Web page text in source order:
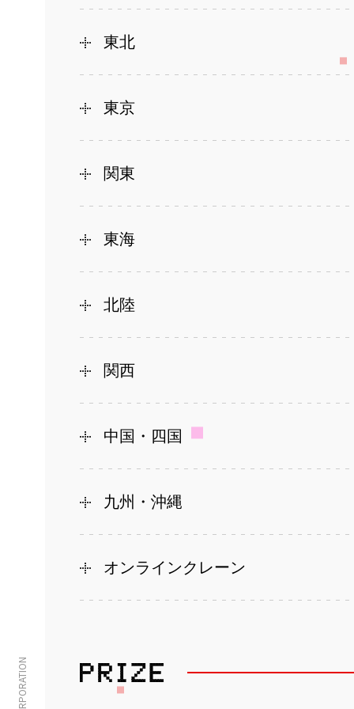
東北
東京
関東
東海
北陸
関西
中国・四国
九州・沖縄
オンラインクレーン